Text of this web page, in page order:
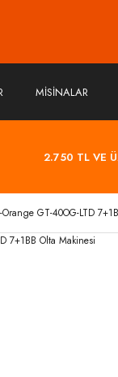
MİSİNALAR
2.750 TL VE
GT-40OG-LTD